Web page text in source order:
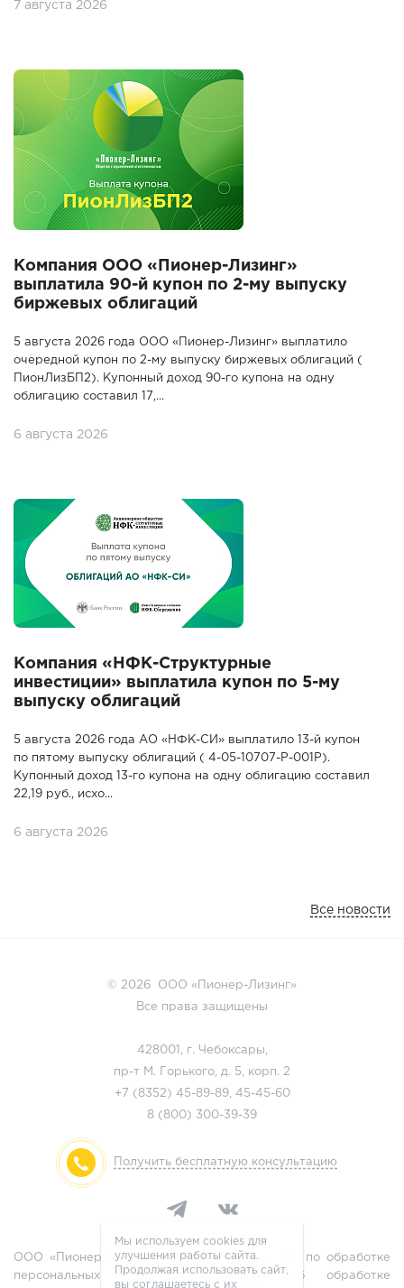
7 августа 2026
Компания ООО «Пионер-Лизинг»
выплатила 90-й купон по 2-му выпуску
биржевых облигаций
5 августа 2026 года ООО «Пионер-Лизинг» выплатило
очередной купон по 2-му выпуску биржевых облигаций (
ПионЛизБП2). Купонный доход 90-го купона на одну
облигацию составил 17,...
6 августа 2026
Компания «НФК-Структурные
инвестиции» выплатила купон по 5-му
выпуску облигаций
5 августа 2026 года АО «НФК-СИ» выплатило 13-й купон
по пятому выпуску облигаций ( 4-05-10707-P-001P).
Купонный доход 13-го купона на одну облигацию составил
22,19 руб., исхо...
6 августа 2026
Все новости
© 2026 ООО «Пионер-Лизинг»
Все права защищены
428001, г. Чебоксары,
пр-т М. Горького, д. 5, корп. 2
+7 (8352) 45-89-89, 45-45-60
8 (800) 300-39-39
Получить бесплатную консультацию
ООО «Пионер-Лизинг» является оператором по обработке
персональных данных, информация об обработке
Мы используем cookies для
улучшения работы сайта.
Продолжая использовать сайт,
вы соглашаетесь с их